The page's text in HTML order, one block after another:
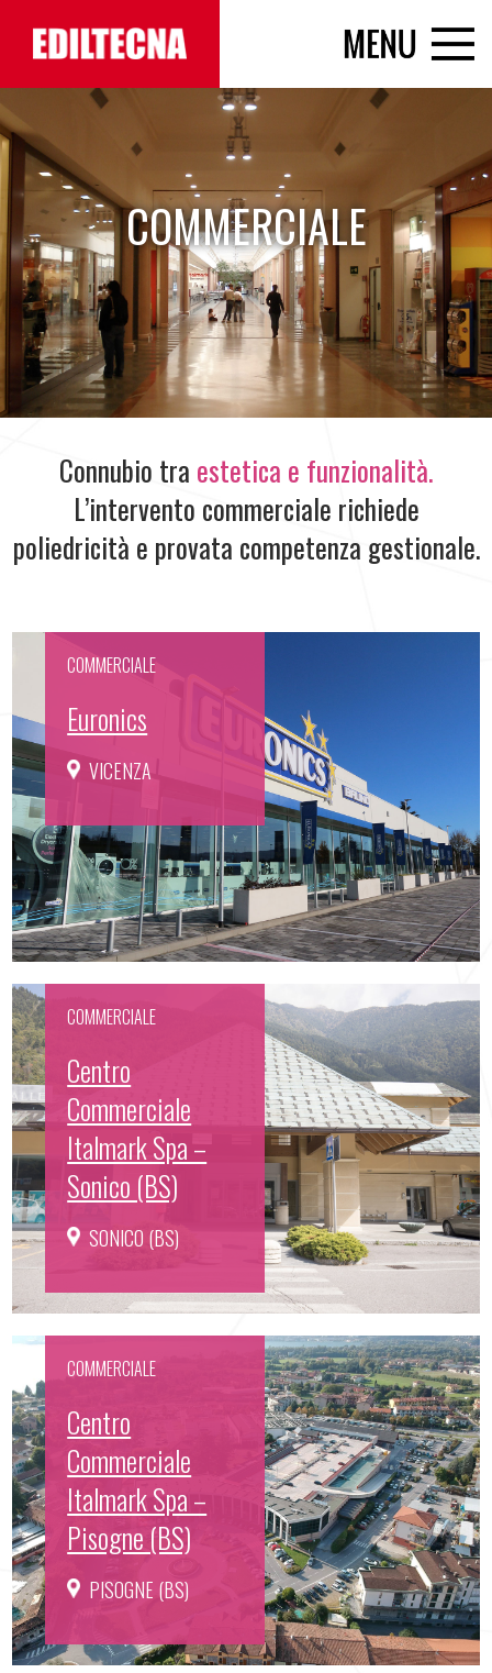
COMMERCIALE
Connubio tra estetica e funzionalità.
L’intervento commerciale richiede
poliedricità e provata competenza gestionale.
COMMERCIALE
Euronics
VICENZA
COMMERCIALE
Centro
Commerciale
Italmark Spa –
Sonico (BS)
SONICO (BS)
COMMERCIALE
Centro
Commerciale
Italmark Spa –
Pisogne (BS)
PISOGNE (BS)